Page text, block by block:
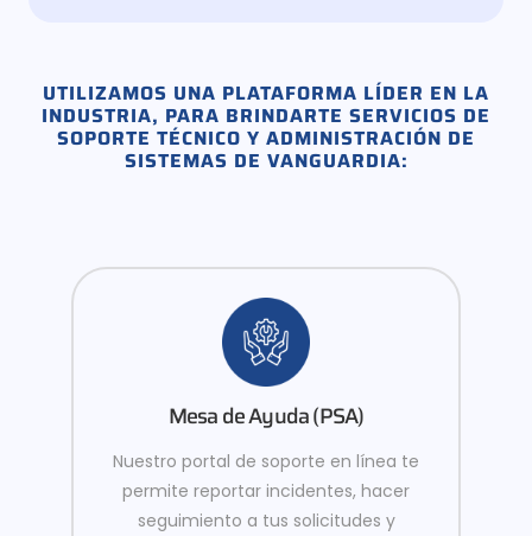
UTILIZAMOS UNA PLATAFORMA LÍDER EN LA
INDUSTRIA, PARA BRINDARTE SERVICIOS DE
SOPORTE TÉCNICO Y ADMINISTRACIÓN DE
SISTEMAS DE VANGUARDIA:
Mesa de Ayuda (PSA)
Nuestro portal de soporte en línea te
permite reportar incidentes, hacer
seguimiento a tus solicitudes y